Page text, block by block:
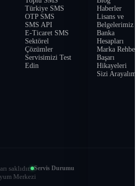
Türkiye SMS
OTP SMS
SMS API
E-Ticaret SMS
Sektörel
Çözümler
Servisimizi Test
Edin
Haberler
Lisans ve
Belgelerimiz
Banka
Hesapları
Marka Rehberi
Başarı
Hikayeleri
Sizi Arayalım
saklıdır. Servis Durumu
Merkezi